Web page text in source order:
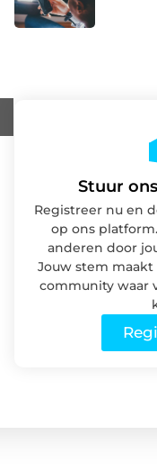
Stuur
Registreer nu en
op ons
anderen door
Jouw stem
community waar